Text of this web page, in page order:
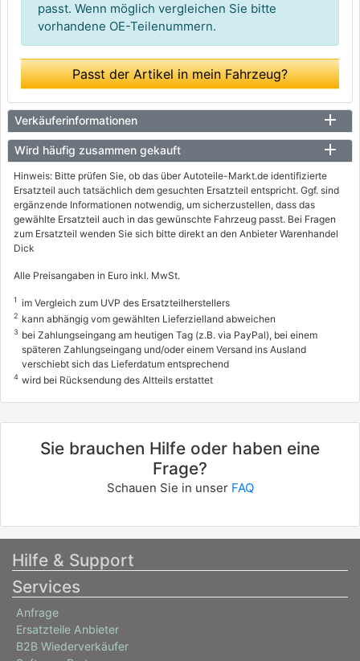
passt. Wenn möglich vergleichen Sie bitte
vorhandene OE-Teilenummern.
Passt der Artikel in mein Fahrzeug?
Verkäuferinformationen
Wird häufig zusammen gekauft
Hinweis: Bitte prüfen Sie, ob das über Autoteile-Markt.de identifizierte
Ersatzteil auch tatsächlich dem gesuchten Ersatzteil entspricht. Ggf. sind
ergänzende Informationen notwendig, um sicherzustellen, dass das
gewählte Ersatzteil auch in das gewünschte Fahrzeug passt. Bei Fragen
zum Ersatzteil wenden Sie sich bitte direkt an den Anbieter Warenhandel
Dick
Alle Preisangaben in Euro inkl. MwSt.
1 im Vergleich zum UVP des Ersatzteilherstellers
2 kann abhängig vom gewählten Lieferzielland abweichen
3 bei Zahlungseingang am heutigen Tag (z.B. via PayPal), bei einem
späteren Zahlungseingang und/oder einem Versand ins Ausland
verschiebt sich das Lieferdatum entsprechend
4 wird bei Rücksendung des Altteils erstattet
Sie brauchen Hilfe oder haben eine
Frage?
Schauen Sie in unser FAQ
Hilfe & Support
Services
Anfrage
Ersatzteile Anbieter
B2B Wiederverkäufer